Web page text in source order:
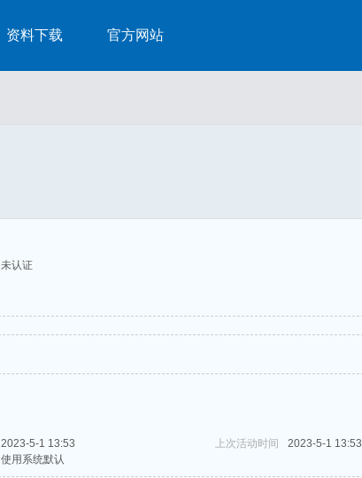
资料下载 官方网站
未认证
2023-5-1 13:53 上次活动时间
2023-5-1 13:53
使用系统默认